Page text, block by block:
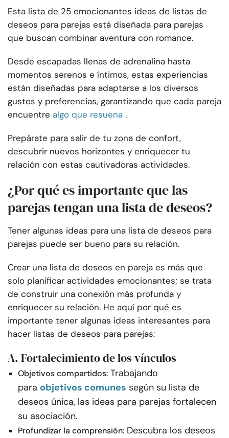
Esta lista de 25 emocionantes ideas de listas de
deseos para parejas está diseñada para parejas
que buscan combinar aventura con romance.
Desde escapadas llenas de adrenalina hasta
momentos serenos e íntimos, estas experiencias
están diseñadas para adaptarse a los diversos
gustos y preferencias, garantizando que cada pareja
encuentre algo que resuena .
Prepárate para salir de tu zona de confort,
descubrir nuevos horizontes y enriquecer tu
relación con estas cautivadoras actividades.
¿Por qué es importante que las
parejas tengan una lista de deseos?
Tener algunas ideas para una lista de deseos para
parejas puede ser bueno para su relación.
Crear una lista de deseos en pareja es más que
solo planificar actividades emocionantes; se trata
de construir una conexión más profunda y
enriquecer su relación. He aquí por qué es
importante tener algunas ideas interesantes para
hacer listas de deseos para parejas:
A. Fortalecimiento de los vínculos
Objetivos compartidos: Trabajando
para objetivos comunes según su lista de
deseos única, las ideas para parejas fortalecen
su asociación.
Profundizar la comprensión: Descubra los deseos